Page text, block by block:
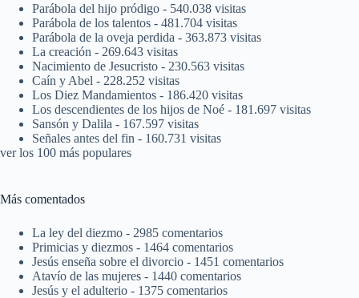
Parábola del hijo pródigo - 540.038 visitas
Parábola de los talentos - 481.704 visitas
Parábola de la oveja perdida - 363.873 visitas
La creación - 269.643 visitas
Nacimiento de Jesucristo - 230.563 visitas
Caín y Abel - 228.252 visitas
Los Diez Mandamientos - 186.420 visitas
Los descendientes de los hijos de Noé - 181.697 visitas
Sansón y Dalila - 167.597 visitas
Señales antes del fin - 160.731 visitas
ver los 100 más populares
Más comentados
La ley del diezmo - 2985 comentarios
Primicias y diezmos - 1464 comentarios
Jesús enseña sobre el divorcio - 1451 comentarios
Atavío de las mujeres - 1440 comentarios
Jesús y el adulterio - 1375 comentarios